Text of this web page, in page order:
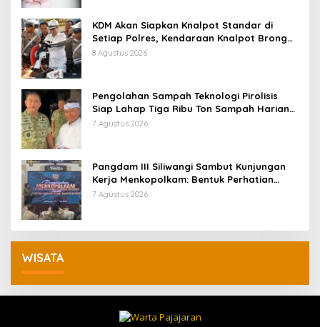
KDM Akan Siapkan Knalpot Standar di
Setiap Polres, Kendaraan Knalpot Brong
Tertangkap Langsung Ganti
8 Agustus 2026
Pengolahan Sampah Teknologi Pirolisis
Siap Lahap Tiga Ribu Ton Sampah Harian
Jawa Barat
7 Agustus 2026
Pangdam III Siliwangi Sambut Kunjungan
Kerja Menkopolkam: Bentuk Perhatian
Pemerintah
7 Agustus 2026
WISATA